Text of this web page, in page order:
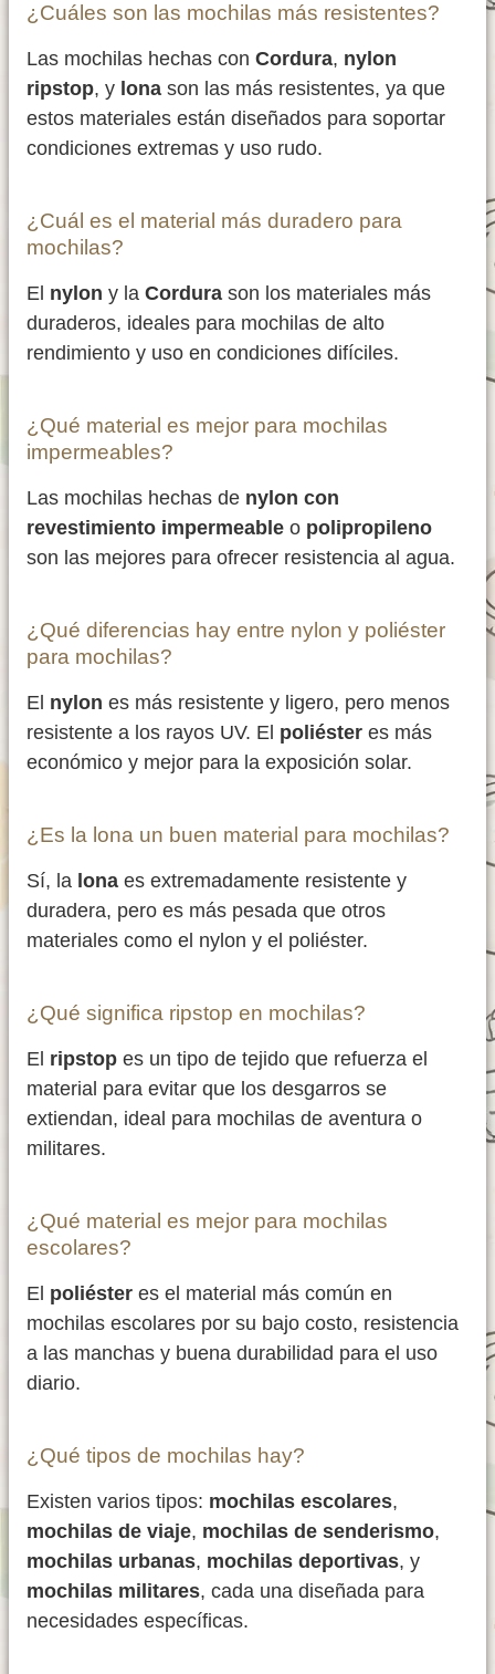
¿Cuáles son las mochilas más resistentes?
Las mochilas hechas con Cordura, nylon
ripstop, y lona son las más resistentes, ya que
estos materiales están diseñados para soportar
condiciones extremas y uso rudo.
¿Cuál es el material más duradero para
mochilas?
El nylon y la Cordura son los materiales más
duraderos, ideales para mochilas de alto
rendimiento y uso en condiciones difíciles.
¿Qué material es mejor para mochilas
impermeables?
Las mochilas hechas de nylon con
revestimiento impermeable o polipropileno
son las mejores para ofrecer resistencia al agua.
¿Qué diferencias hay entre nylon y poliéster
para mochilas?
El nylon es más resistente y ligero, pero menos
resistente a los rayos UV. El poliéster es más
económico y mejor para la exposición solar.
¿Es la lona un buen material para mochilas?
Sí, la lona es extremadamente resistente y
duradera, pero es más pesada que otros
materiales como el nylon y el poliéster.
¿Qué significa ripstop en mochilas?
El ripstop es un tipo de tejido que refuerza el
material para evitar que los desgarros se
extiendan, ideal para mochilas de aventura o
militares.
¿Qué material es mejor para mochilas
escolares?
El poliéster es el material más común en
mochilas escolares por su bajo costo, resistencia
a las manchas y buena durabilidad para el uso
diario.
¿Qué tipos de mochilas hay?
Existen varios tipos: mochilas escolares,
mochilas de viaje, mochilas de senderismo,
mochilas urbanas, mochilas deportivas, y
mochilas militares, cada una diseñada para
necesidades específicas.